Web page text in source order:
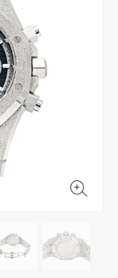
MILLE
シャール・ミル
ネライ
LE COULTRE
ャガー・ルクルト
ルティエ
タグホイヤー
TABLE CLOCK
ルファ
クラ
インピンキー
タニティ
BACHIKAN
きざき バチカン
覧へ
の他